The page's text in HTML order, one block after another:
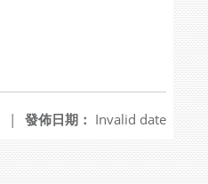
發佈日期： Invalid date
|